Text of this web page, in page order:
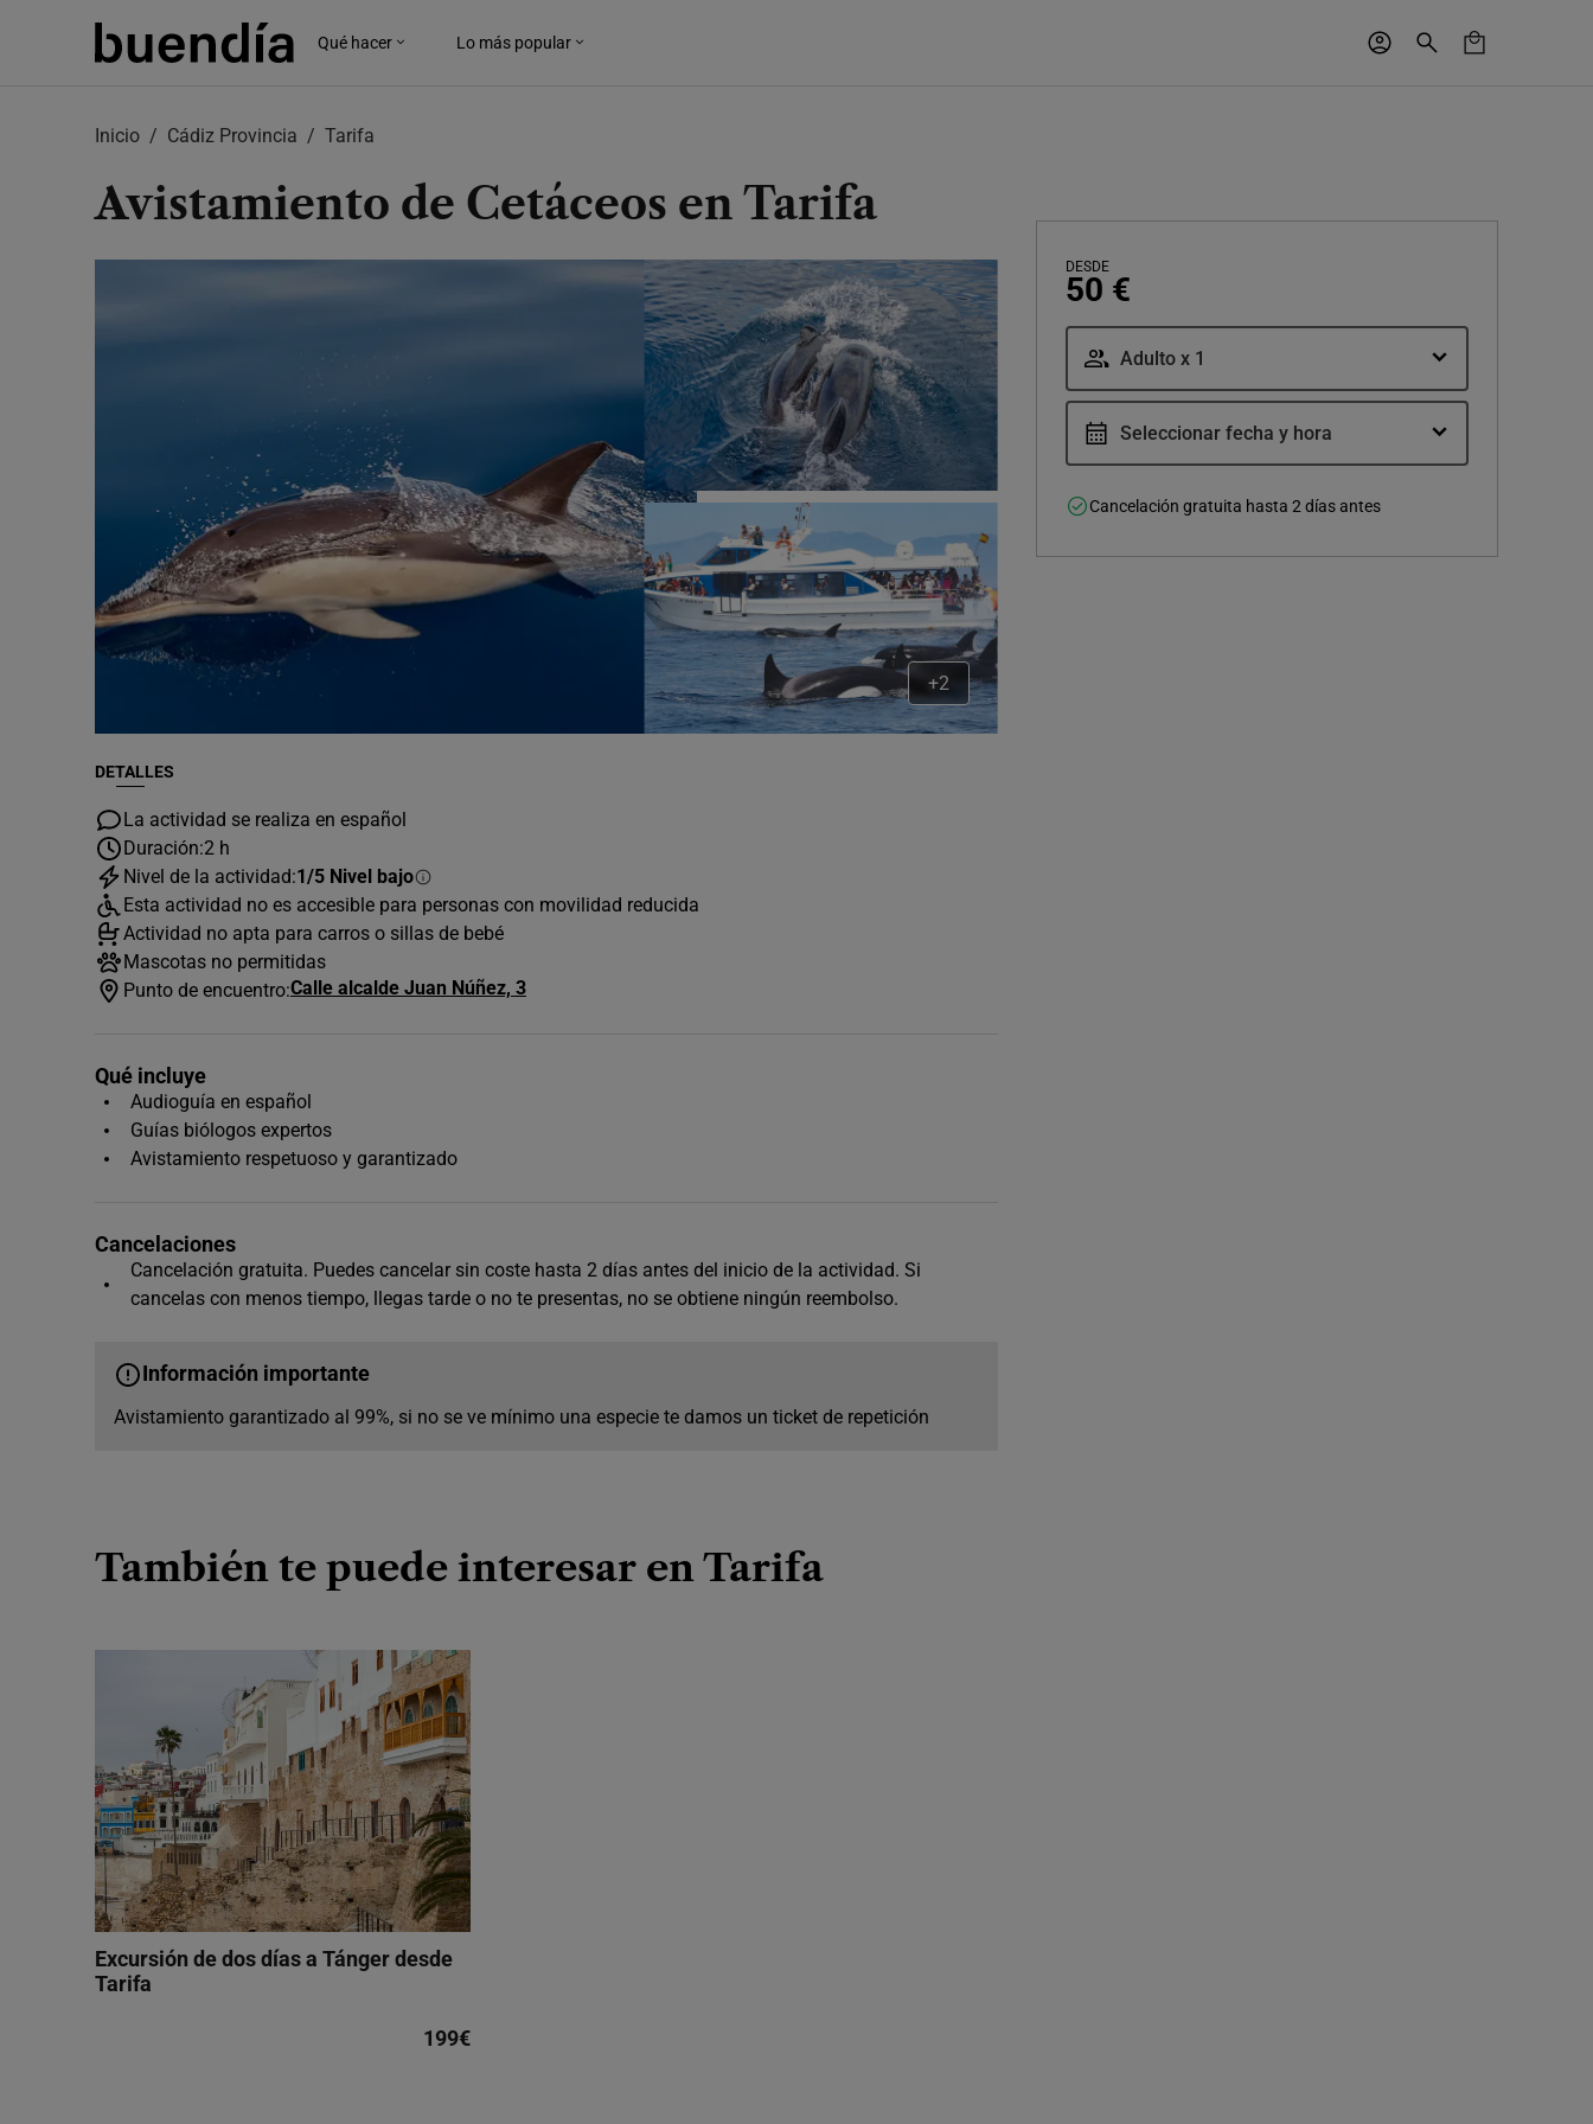
Qué hacer Lo más popular
Inicio Cádiz Provincia Tarifa
Avistamiento de Cetáceos en Tarifa
DESDE
50 €
Adulto x 1
Seleccionar fecha y hora
Cancelación gratuita hasta 2 días antes
+2
DETALLES
La actividad se realiza en español
Duración:2 h
Nivel de la actividad:1/5 Nivel bajo
Esta actividad no es accesible para personas con movilidad reducida
Actividad no apta para carros o sillas de bebé
Mascotas no permitidas
Punto de encuentro:Calle alcalde Juan Núñez, 3
Qué incluye
Audioguía en español
Guías biólogos expertos
Avistamiento respetuoso y garantizado
Cancelaciones
Cancelación gratuita. Puedes cancelar sin coste hasta 2 días antes del inicio de la actividad. Si
cancelas con menos tiempo, llegas tarde o no te presentas, no se obtiene ningún reembolso.
Información importante
Avistamiento garantizado al 99%, si no se ve mínimo una especie te damos un ticket de repetición
También te puede interesar en Tarifa
Excursión de dos días a Tánger desde
Tarifa
199€